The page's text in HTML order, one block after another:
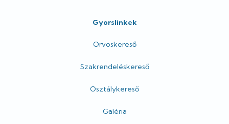
Gyorslinkek
Orvoskereső
Szakrendeléskereső
Osztálykereső
Galéria